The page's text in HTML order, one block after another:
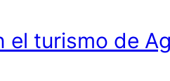
el turismo de